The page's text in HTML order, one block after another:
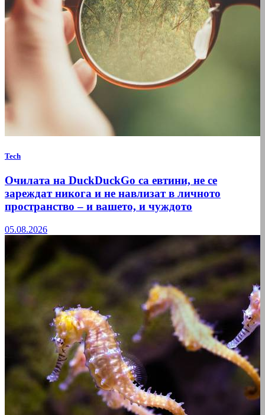
Tech
Очилата на DuckDuckGo са евтини, не се
зареждат никога и не навлизат в личното
пространство – и вашето, и чуждото
05.08.2026